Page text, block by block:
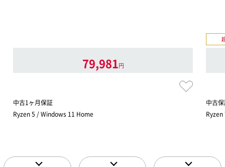
79,981円
中古1ヶ月保証
Ryzen 5 / Windows 11 Home
中古
Ryzen